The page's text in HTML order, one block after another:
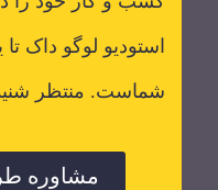
استودیو لوگو داک
شماست. منتظر
مشاوره